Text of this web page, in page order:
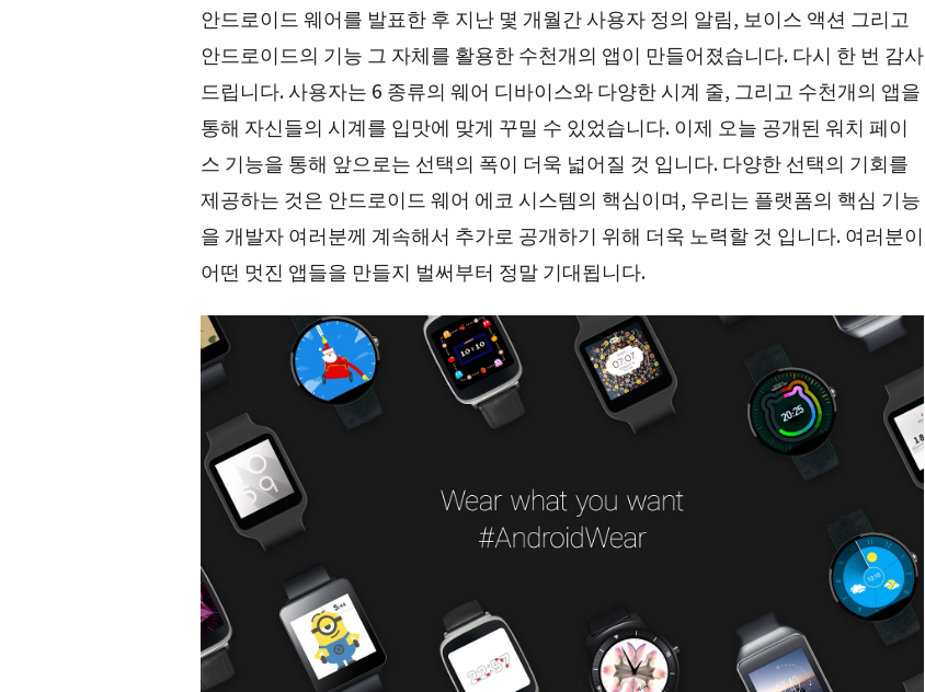
안드로이드 웨어를 발표한 후 지난 몇 개월간 사용자 정의 알림, 보이스 액션 그리고
안드로이드의 기능 그 자체를 활용한 수천개의 앱이 만들어졌습니다. 다시 한 번 감사
드립니다. 사용자는 6 종류의 웨어 디바이스와 다양한 시계 줄, 그리고 수천개의 앱을
통해 자신들의 시계를 입맛에 맞게 꾸밀 수 있었습니다. 이제 오늘 공개된 워치 페이
스 기능을 통해 앞으로는 선택의 폭이 더욱 넓어질 것 입니다. 다양한 선택의 기회를
제공하는 것은 안드로이드 웨어 에코 시스템의 핵심이며, 우리는 플랫폼의 핵심 기능
을 개발자 여러분께 계속해서 추가로 공개하기 위해 더욱 노력할 것 입니다. 여러분이
어떤 멋진 앱들을 만들지 벌써부터 정말 기대됩니다.